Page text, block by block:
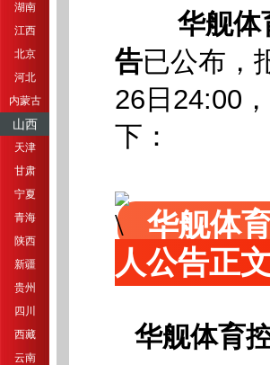
湖南
江西
北京
河北
内蒙古
山西
天津
甘肃
宁夏
青海
陕西
新疆
贵州
四川
西藏
云南
华舰体
告已公布
26日24:00，
下：
华舰体
人公告正文
华舰体育